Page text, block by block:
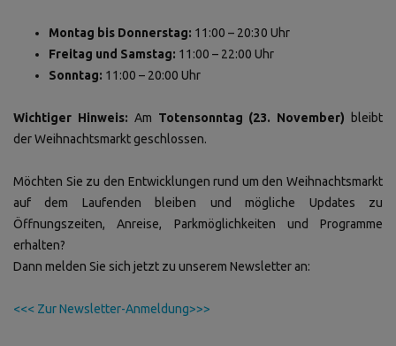
Montag bis Donnerstag: 11:00 – 20:30 Uhr
Freitag und Samstag: 11:00 – 22:00 Uhr
Sonntag: 11:00 – 20:00 Uhr
Wichtiger Hinweis: Am Totensonntag (23. November) bleibt
der Weihnachtsmarkt geschlossen.
Möchten Sie zu den Entwicklungen rund um den Weihnachtsmarkt
auf dem Laufenden bleiben und mögliche Updates zu
Öffnungszeiten, Anreise, Parkmöglichkeiten und Programme
erhalten?
Dann melden Sie sich jetzt zu unserem Newsletter an:
<<< Zur Newsletter-Anmeldung>>>